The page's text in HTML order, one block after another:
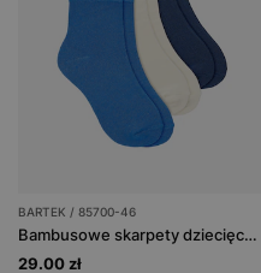
BARTEK / 85700-46
Bambusowe skarpety dziecięce biało-niebiesko-granatowe 3-pak BARTEK 85700-46
29.00 zł